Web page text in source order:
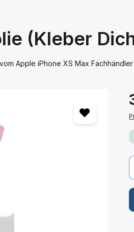
(Kleber
Apple iPhone XS Max